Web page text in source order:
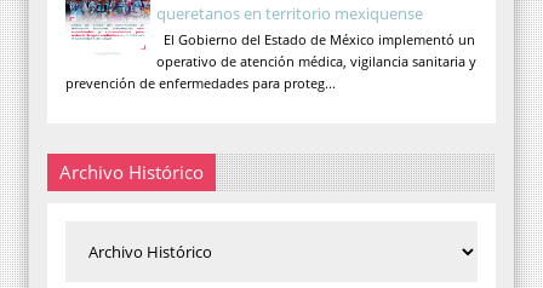
queretanos en territorio mexiquense
El Gobierno del Estado de México implementó un
operativo de atención médica, vigilancia sanitaria y
prevención de enfermedades para proteg...
Archivo Histórico